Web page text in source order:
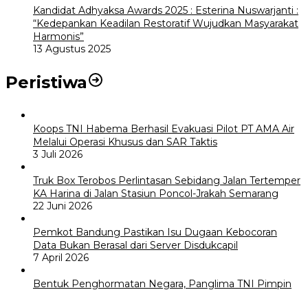
Kandidat Adhyaksa Awards 2025 : Esterina Nuswarjanti :
“Kedepankan Keadilan Restoratif Wujudkan Masyarakat
Harmonis”
13 Agustus 2025
Peristiwa
Koops TNI Habema Berhasil Evakuasi Pilot PT AMA Air
Melalui Operasi Khusus dan SAR Taktis
3 Juli 2026
Truk Box Terobos Perlintasan Sebidang Jalan Tertemper
KA Harina di Jalan Stasiun Poncol-Jrakah Semarang
22 Juni 2026
Pemkot Bandung Pastikan Isu Dugaan Kebocoran
Data Bukan Berasal dari Server Disdukcapil
7 April 2026
Bentuk Penghormatan Negara, Panglima TNI Pimpin